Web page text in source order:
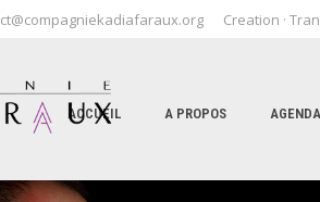
Creation ·
ACCUEIL A PROPOS AGENDA